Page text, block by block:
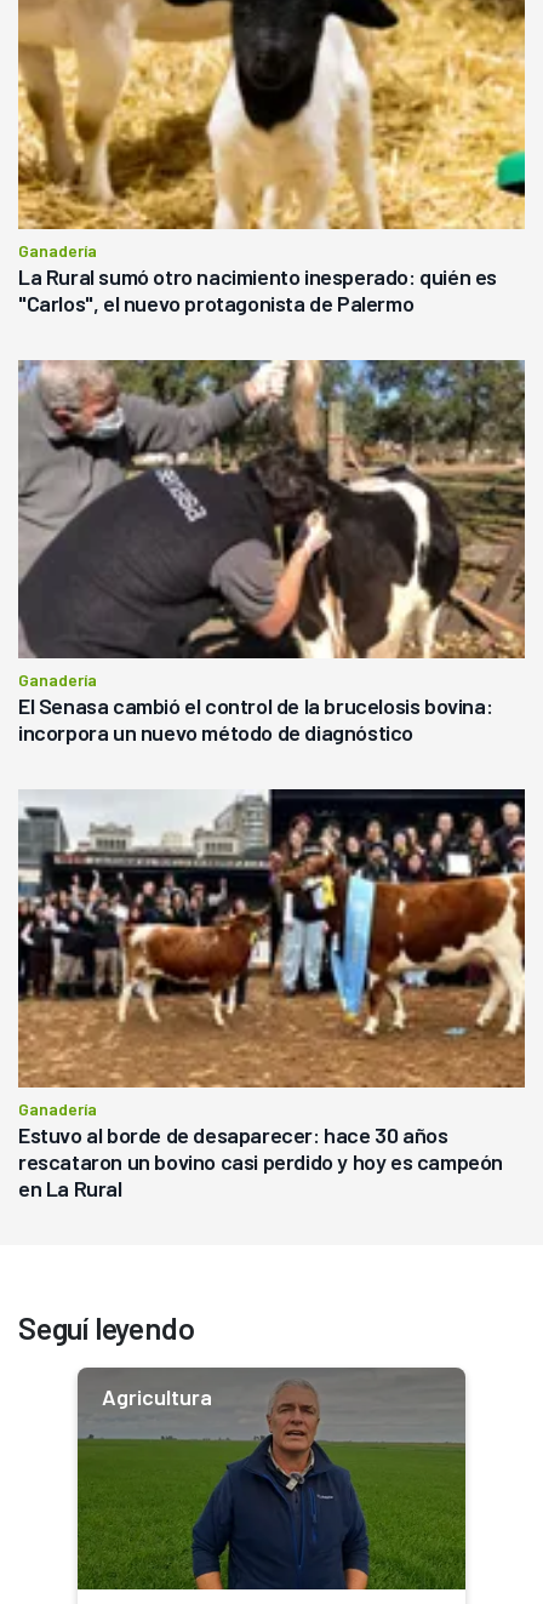
Ganadería
La Rural sumó otro nacimiento inesperado: quién es
"Carlos", el nuevo protagonista de Palermo
Ganadería
El Senasa cambió el control de la brucelosis bovina:
incorpora un nuevo método de diagnóstico
Ganadería
Estuvo al borde de desaparecer: hace 30 años
rescataron un bovino casi perdido y hoy es campeón
en La Rural
Seguí leyendo
Agricultura